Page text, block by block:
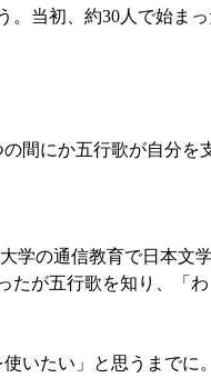
当初、約30人で始ま
間にか五行歌が自分を
学の通信教育で日本文学
たが五行歌を知り、「わ
いたい」と思うまでに。